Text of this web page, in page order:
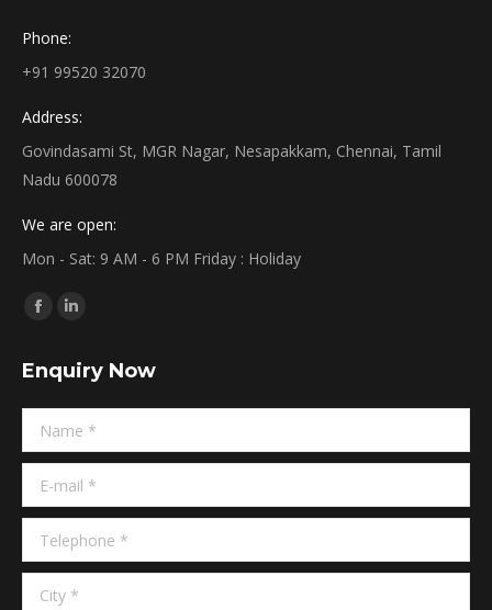
Phone:
+91 99520 32070
Address:
Govindasami St, MGR Nagar, Nesapakkam, Chennai, Tamil
Nadu 600078
We are open:
Mon - Sat: 9 AM - 6 PM Friday : Holiday
Find us on:
Facebook
opens
in
new
window
Linkedin
opens
in
new
window
Enquiry Now
Name *
E-mail *
Telephone *
City *